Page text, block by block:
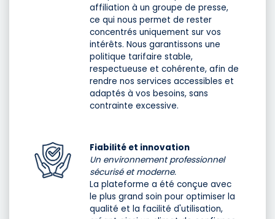
affiliation à un groupe de presse,
ce qui nous permet de rester
concentrés uniquement sur vos
intérêts. Nous garantissons une
politique tarifaire stable,
respectueuse et cohérente, afin de
rendre nos services accessibles et
adaptés à vos besoins, sans
contrainte excessive.
Fiabilité et innovation
Un environnement professionnel
sécurisé et moderne.
La plateforme a été conçue avec
le plus grand soin pour optimiser la
qualité et la facilité d'utilisation,